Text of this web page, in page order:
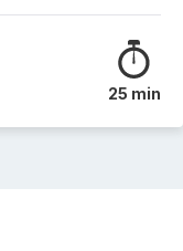
25 min